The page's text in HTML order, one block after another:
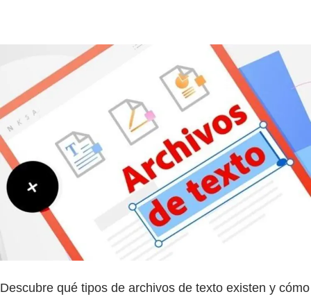
Descubre qué tipos de archivos de texto existen y cómo